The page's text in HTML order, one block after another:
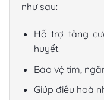
như sau:
Hỗ trợ tăng
huyết.
Bảo vệ tim,
Giúp điều hoà